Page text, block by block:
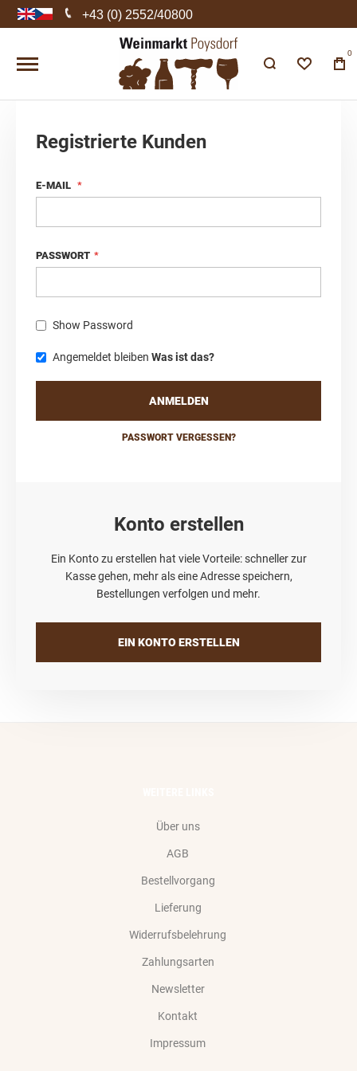
+43 (0) 2552/40800
0
Registrierte Kunden
E-MAIL
PASSWORT
Show Password
Angemeldet bleiben Was ist das?
ANMELDEN
PASSWORT VERGESSEN?
Konto erstellen
Ein Konto zu erstellen hat viele Vorteile: schneller zur
Kasse gehen, mehr als eine Adresse speichern,
Bestellungen verfolgen und mehr.
EIN KONTO ERSTELLEN
Über uns
AGB
Bestellvorgang
Lieferung
Widerrufsbelehrung
Zahlungsarten
Newsletter
Kontakt
Impressum